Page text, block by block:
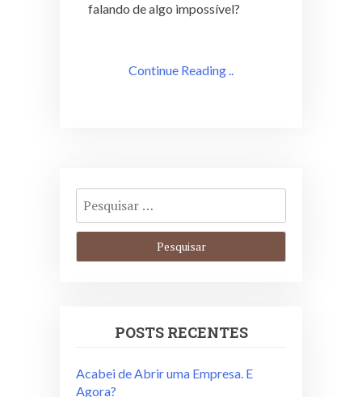
falando de algo impossível?
Continue Reading ..
POSTS RECENTES
Acabei de Abrir uma Empresa. E
Agora?